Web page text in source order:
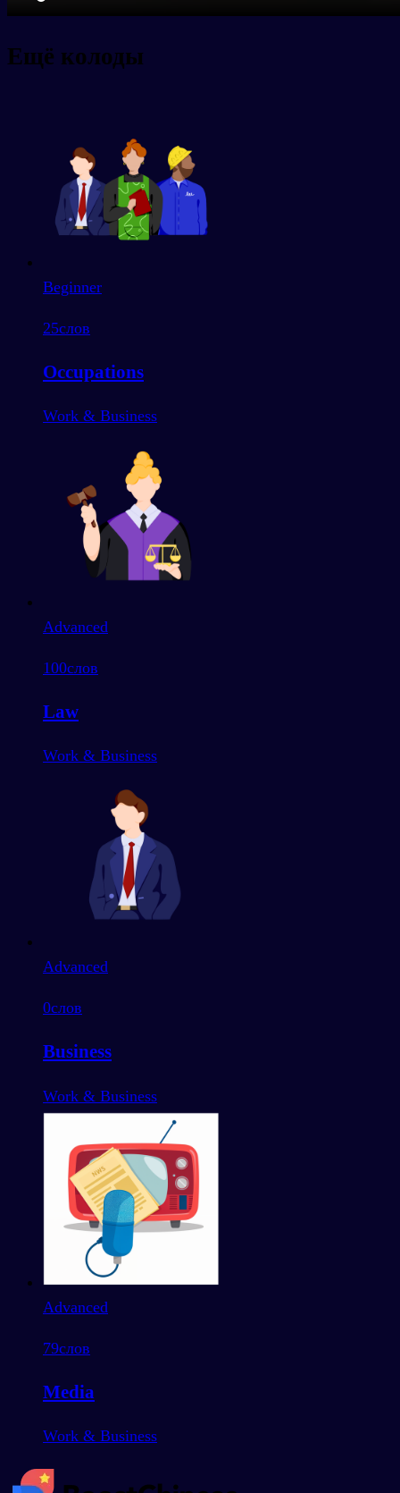
Ещё колоды
Beginner
25слов
Occupations
Work & Business
Advanced
100слов
Law
Work & Business
Advanced
0слов
Business
Work & Business
Advanced
79слов
Media
Work & Business